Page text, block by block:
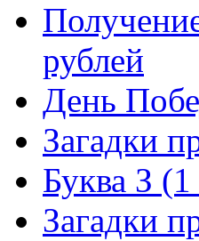
рублей
День
Загадки
Буква З
Загадки